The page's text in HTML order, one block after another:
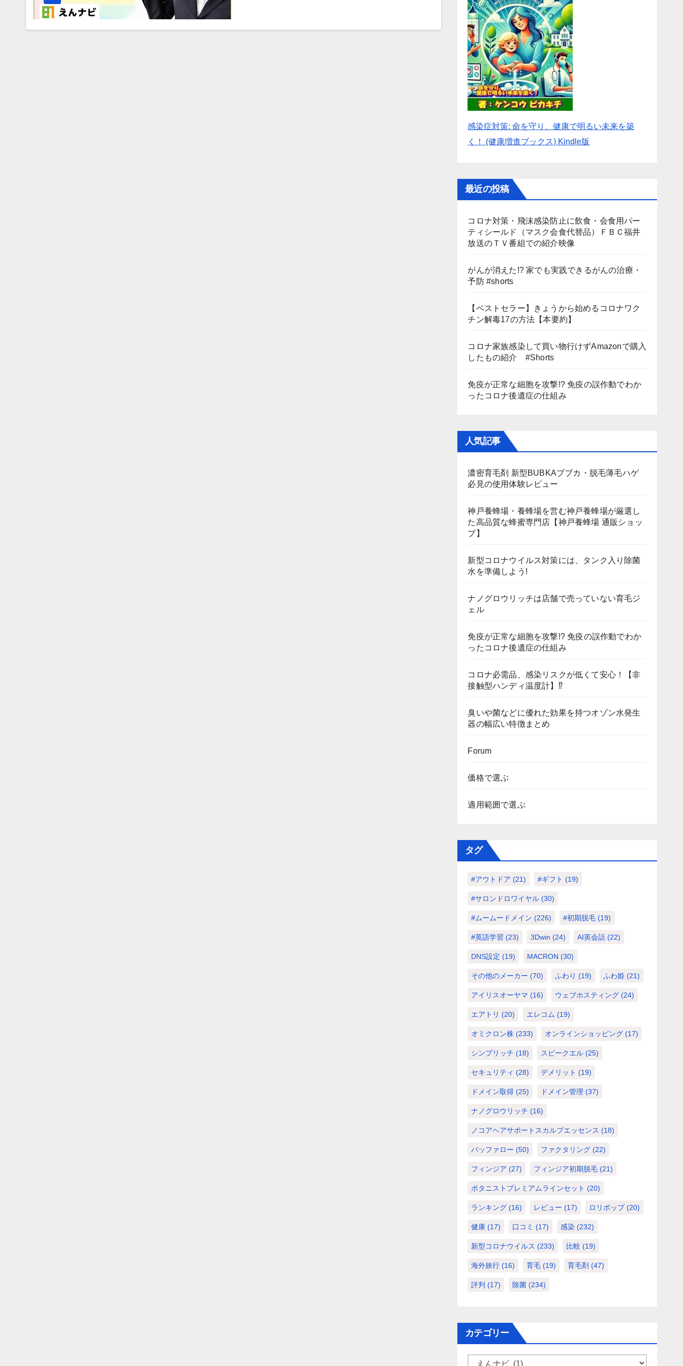
感染症対策: 命を守り、健康で明るい未来を築
く！ (健康増進ブックス) Kindle版
最近の投稿
コロナ対策・飛沫感染防止に飲食・会食用パー
ティシールド（マスク会食代替品）ＦＢＣ福井
放送のＴＶ番組での紹介映像
がんが消えた!? 家でも実践できるがんの治療・
予防 #shorts
【ベストセラー】きょうから始めるコロナワク
チン解毒17の方法【本要約】
コロナ家族感染して買い物行けずAmazonで購入
したもの紹介 #Shorts
免疫が正常な細胞を攻撃!? 免疫の誤作動でわか
ったコロナ後遺症の仕組み
人気記事
濃密育毛剤 新型BUBKAブブカ・脱毛薄毛ハゲ
必見の使用体験レビュー
神戸養蜂場・養蜂場を営む神戸養蜂場が厳選し
た高品質な蜂蜜専門店【神戸養蜂場 通販ショッ
プ】
新型コロナウイルス対策には、タンク入り除菌
水を準備しよう!
ナノグロウリッチは店舗で売っていない育毛ジ
ェル
免疫が正常な細胞を攻撃!? 免疫の誤作動でわか
ったコロナ後遺症の仕組み
コロナ必需品、感染リスクが低くて安心！【非
接触型ハンディ温度計】⁉
臭いや菌などに優れた効果を持つオゾン水発生
器の幅広い特徴まとめ
Forum
価格で選ぶ
適用範囲で選ぶ
タグ
#アウトドア (21) #ギフト (19)
#サロンドロワイヤル (30)
#ムームードメイン (226) #初期脱毛 (19)
#英語学習 (23) 3Dwin (24) AI英会話 (22)
DNS設定 (19) MACRON (30)
その他のメーカー (70) ふわり (19) ふわ姫 (21)
アイリスオーヤマ (16) ウェブホスティング (24)
エアトリ (20) エレコム (19)
オミクロン株 (233) オンラインショッピング (17)
シンプリッチ (18) スピークエル (25)
セキュリティ (28) デメリット (19)
ドメイン取得 (25) ドメイン管理 (37)
ナノグロウリッチ (16)
ノコアヘアサポートスカルプエッセンス (18)
バッファロー (50) ファクタリング (22)
フィンジア (27) フィンジア初期脱毛 (21)
ボタニストプレミアムラインセット (20)
ランキング (16) レビュー (17) ロリポップ(20)
健康 (17) 口コミ (17) 感染 (232)
新型コロナウイルス (233) 比較 (19)
海外旅行 (16) 育毛 (19) 育毛剤 (47)
評判 (17) 除菌 (234)
カテゴリー